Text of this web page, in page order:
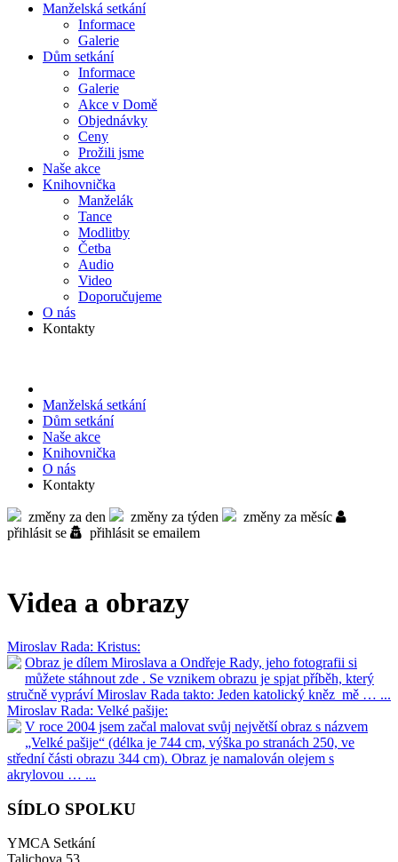
Manželská setkání
Informace
Galerie
Dům setkání
Informace
Galerie
Akce v Domě
Objed­návky
Ceny
Prožili jsme
Naše akce
Knihov­nička
Manželák
Tance
Modlitby
Četba
Audio
Video
Doporu­čujeme
O nás
Kontakty
Manželská setkání
Dům setkání
Naše akce
Knihov­nička
O nás
Kontakty
změny za den změny za týden
změny za měsíc
přihlásit se
přihlásit se emailem
Videa a obrazy
Miroslav Rada: Kristus:
Obraz je dílem Miroslava a Ondřeje Rady, jeho fotografii si
můžete stáhnout zde . Se vznikem obrazu je spjat příběh, který
stručně vypráví Miroslav Rada takto: Jeden katolický kněz mě … ...
Miroslav Rada: Velké pašije:
V roce 2004 jsem začal malovat svůj největší obraz s názvem
„Velké pašije“ (délka je 744 cm, výška po stranách 250, ve
střední části obrazu 344 cm). Obraz je namalován olejem s
akrylovou … ...
SÍDLO SPOLKU
YMCA Setkání